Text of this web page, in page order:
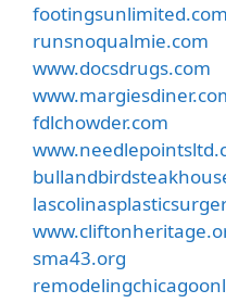
footingsunlimited.com
runsnoqualmie.com
www.docsdrugs.com
fdlchowder.com
sma43.org